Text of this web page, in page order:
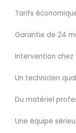
Tarifs
Garantie de 24
Intervention chez
Un technicien
Du matériel
Une équipe